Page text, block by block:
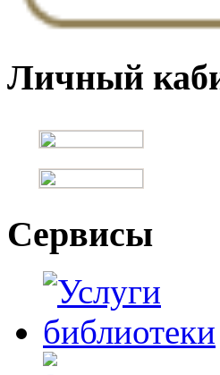
Личный
Сервисы